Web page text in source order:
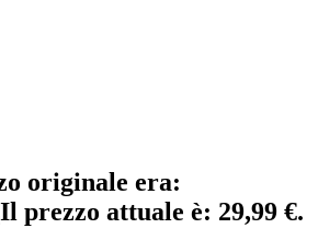
originale era:
Il prezzo attuale è: 29,99 €.